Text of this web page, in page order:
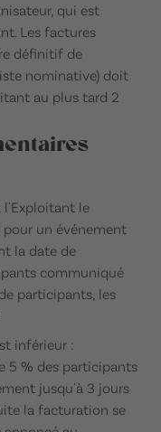
qui est
Les factures
définitif de
nominative) doit
au plus tard 2
l'Exploitant le
un événement
la date de
communiqué
participants, les
inférieur :
5 % des participants
jusqu'à 3 jours
la facturation se